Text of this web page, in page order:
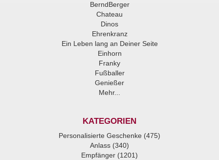
BerndBerger
Chateau
Dinos
Ehrenkranz
Ein Leben lang an Deiner Seite
Einhorn
Franky
Fußballer
Genießer
Mehr...
KATEGORIEN
Personalisierte Geschenke (475)
Anlass (340)
Empfänger (1201)